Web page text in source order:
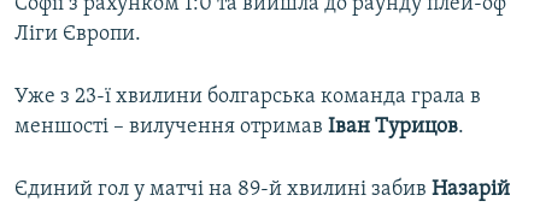
Софії з рахунком 1:0 та вийшла до раунду плей-оф
Ліги Європи.
Уже з 23-ї хвилини болгарська команда грала в
меншості – вилучення отримав Іван Турицов.
Єдиний гол у матчі на 89-й хвилині забив Назарій